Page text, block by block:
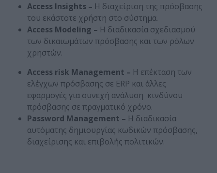
Access Insights – Η διαχείριση της πρόσβασης
του εκάστοτε χρήστη στο σύστημα.
Access Modeling – Η διαδικασία σχεδιασμού
των δικαιωμάτων πρόσβασης και των ρόλων
χρηστών.
Access risk Management – Η επέκταση των
ελέγχων πρόσβασης σε ERP και άλλες
εφαρμογές για συνεχή ανάλυση κινδύνου
πρόσβασης σε πραγματικό χρόνο.
Password Management – Η διαδικασία
αυτόματης δημιουργίας κωδικών πρόσβασης,
διαχείρισης και επιβολής πολιτικών.